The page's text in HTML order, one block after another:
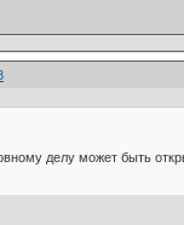
делу может быть